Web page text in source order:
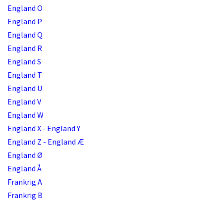
England O
England P
England Q
England R
England S
England T
England U
England V
England W
England X - England Y
England Z - England Æ
England Ø
England Å
Frankrig A
Frankrig B